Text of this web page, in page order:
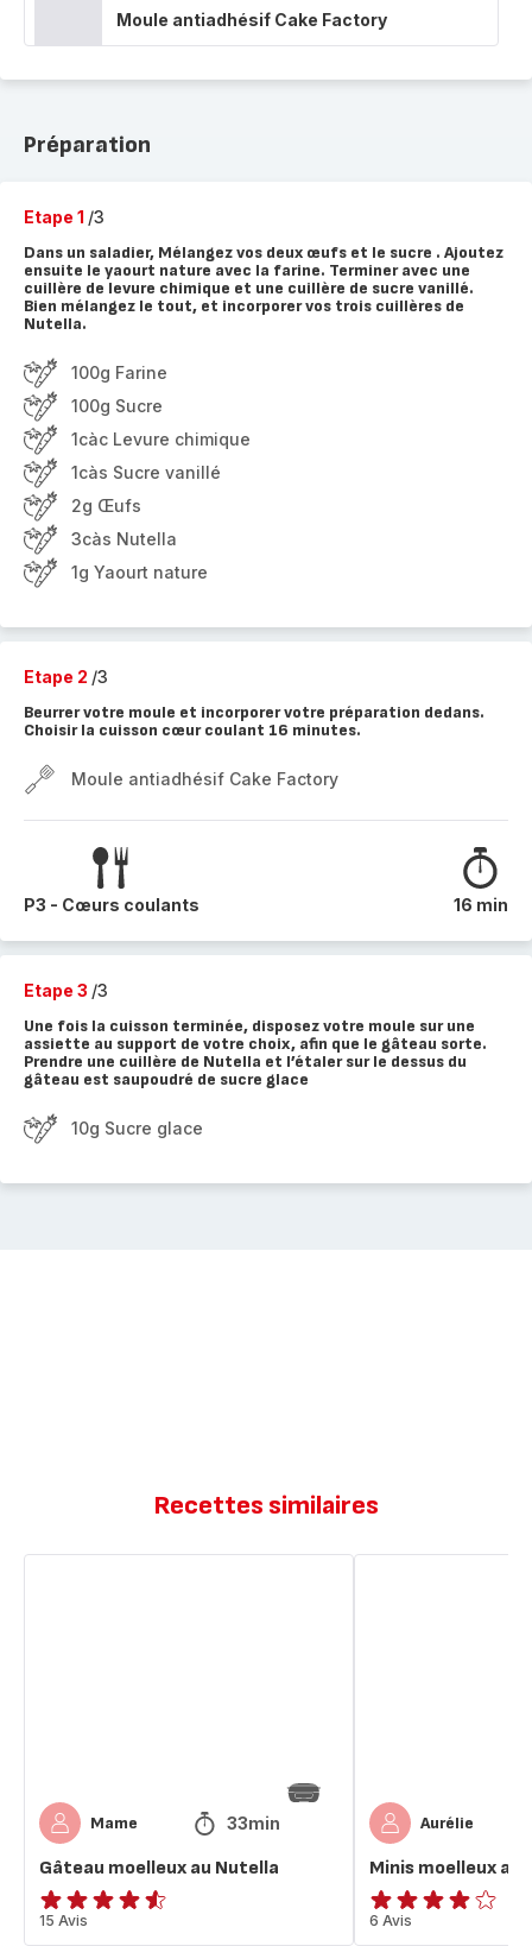
Moule antiadhésif Cake Factory
Préparation
Etape 1 /3
Dans un saladier, Mélangez vos deux œufs et le sucre . Ajoutez
ensuite le yaourt nature avec la farine. Terminer avec une
cuillère de levure chimique et une cuillère de sucre vanillé.
Bien mélangez le tout, et incorporer vos trois cuillères de
Nutella.
100g Farine
100g Sucre
1càc Levure chimique
1càs Sucre vanillé
2g Œufs
3càs Nutella
1g Yaourt nature
Etape 2 /3
Beurrer votre moule et incorporer votre préparation dedans.
Choisir la cuisson cœur coulant 16 minutes.
Moule antiadhésif Cake Factory
P3 - Cœurs coulants 16 min
Etape 3 /3
Une fois la cuisson terminée, disposez votre moule sur une
assiette au support de votre choix, afin que le gâteau sorte.
Prendre une cuillère de Nutella et l’étaler sur le dessus du
gâteau est saupoudré de sucre glace
10g Sucre glace
Recettes similaires
Mame 33min
Gâteau moelleux au Nutella
ratings.4.5
15 Avis
Aurélie
Minis moelleux au
ratings.3.9
6 Avis